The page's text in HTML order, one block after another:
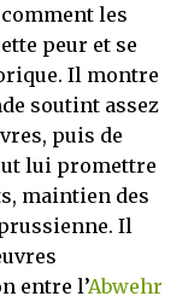
les
peur et se
Il montre
soutint assez
puis de
lui promettre
maintien des
Il
entre l’Abwehr